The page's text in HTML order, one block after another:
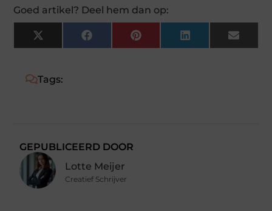
Goed artikel? Deel hem dan op:
X
(Twitter)
FacebookPinterestLinkedIn Email
Tags:
GEPUBLICEERD DOOR
Lotte Meijer
Creatief Schrijver